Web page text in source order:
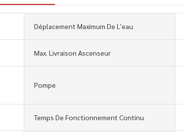
Déplacement Maximum De L'eau
Max. Livraison Ascenseur
Pompe
Temps De Fonctionnement Continu